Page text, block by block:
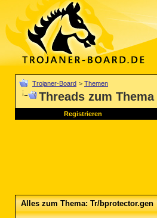
Trojaner-Board > Themen
Threads zum Thema
Registrieren
Alles zum Thema: Tr/bprotector.gen